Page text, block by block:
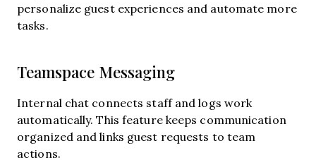
personalize guest experiences and automate more
tasks.
Teamspace Messaging
Internal chat connects staff and logs work
automatically. This feature keeps communication
organized and links guest requests to team
actions.